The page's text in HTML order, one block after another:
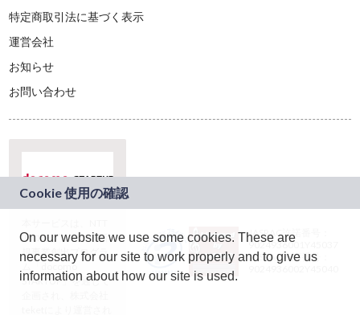
特定商取引法に基づく表示
運営会社
お知らせ
お問い合わせ
ドコモグループの新
規事業創出プログラ
ム「docomo
STARTUP」を通じて
JASRAC許諾番号：
9024936001Y45037
JASRAC許諾番号：
On our website we use some cookies. These are
necessary for our site to work properly and to give us
information about how our site is used.